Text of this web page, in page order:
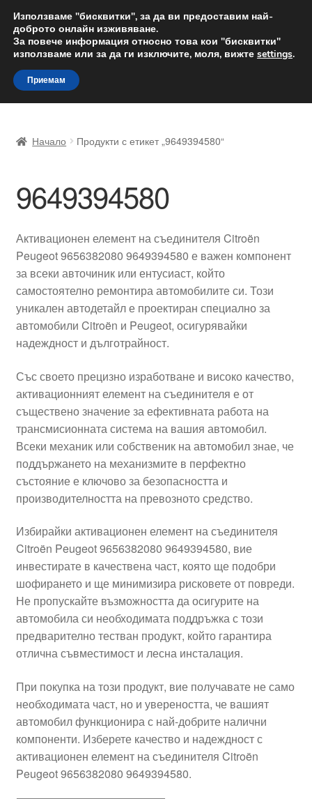
ДОСТАВКА от 12 лв.
Доставка по целия свят
Skip
to
navigation
Skip
to
content
Доставка по целия свят
Жалби
Количка
Контакт
Плащанията
Политика за поверителност
Правила и условия
Процедура за рекламации
Транспорт
Начало Продукти с етикет „9649394580“
9649394580
Активационен елемент на съединителя Citroën
Peugeot 9656382080 9649394580 е важен компонент
за всеки авточиник или ентусиаст, който
самостоятелно ремонтира автомобилите си. Този
уникален автодетайл е проектиран специално за
автомобили Citroën и Peugeot, осигурявайки
надеждност и дълготрайност.
Със своето прецизно изработване и високо качество,
активационният елемент на съединителя е от
съществено значение за ефективната работа на
трансмисионната система на вашия автомобил.
Всеки механик или собственик на автомобил знае, че
поддържането на механизмите в перфектно
състояние е ключово за безопасността и
производителността на превозното средство.
Избирайки активационен елемент на съединителя
Citroën Peugeot 9656382080 9649394580, вие
инвестирате в качествена част, която ще подобри
шофирането и ще минимизира рисковете от повреди.
Не пропускайте възможността да осигурите на
автомобила си необходимата поддръжка с този
предварително тестван продукт, който гарантира
отлична съвместимост и лесна инсталация.
При покупка на този продукт, вие получавате не само
необходимата част, но и увереността, че вашият
автомобил функционира с най-добрите налични
компоненти. Изберете качество и надеждност с
активационен елемент на съединителя Citroën
Peugeot 9656382080 9649394580.
Използваме "бисквитки", за да ви предоставим най-
доброто онлайн изживяване.
За повече информация относно това кои "бисквитки"
използваме или за да ги изключите, моля, вижте settings.
Приемам